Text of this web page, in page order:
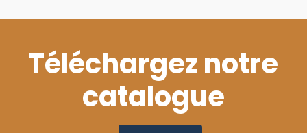
Téléchargez notre
catalogue